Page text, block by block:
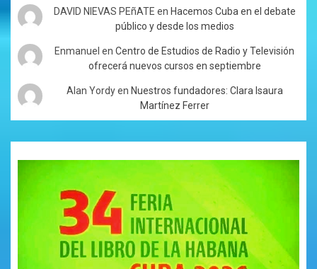
DAVID NIEVAS PEñATE en Hacemos Cuba en el debate
público y desde los medios
Enmanuel enCentro de Estudios de Radio y Televisión
ofrecerá nuevos cursos en septiembre
Alan Yordyen Nuestros fundadores: Clara Isaura
Martínez Ferrer